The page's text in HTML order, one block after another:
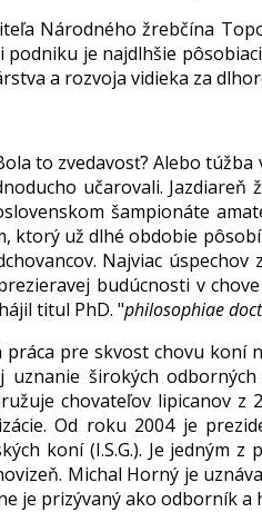
Národného žrebčína
je najdlhšie
a rozvoja vidieka za
to zvedavosť? Alebo
učarovali.
šampionáte
ktorý už dlhé obdobie
Najviac
budúcnosti v
titul PhD. "philosophiae
pre skvost chovu
širokých
chovateľov lipicanov
Od roku 2004 je
koní (I.S.G.). Je
Michal Horný je
je prizývaný ako odborník